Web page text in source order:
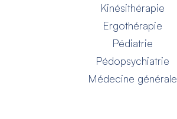
Kinésithérapie
Ergothérapie
Pédiatrie
Pédopsychiatrie
Médecine générale